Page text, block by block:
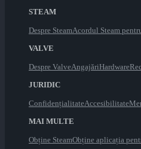
STEAM
Despre SteamAcordul Steam
VALVE
Despre ValveAngajăriHardware
JURIDIC
ConfidențialitateAccesibilitate
MAI MULTE
Obține SteamObține aplicația